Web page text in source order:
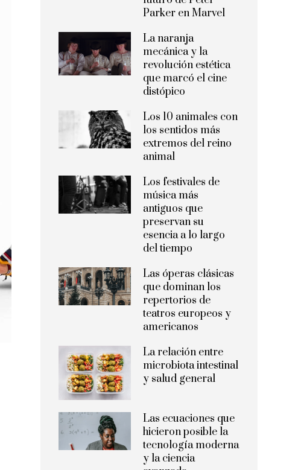
Parker en Marvel
La naranja
mecánica y la
revolución estética
que marcó el cine
distópico
Los 10 animales con
los sentidos más
extremos del reino
animal
Los festivales de
música más
antiguos que
preservan su
esencia a lo largo
del tiempo
Las óperas clásicas
que dominan los
repertorios de
teatros europeos y
americanos
La relación entre
microbiota intestinal
y salud general
Las ecuaciones que
hicieron posible la
tecnología moderna
y la ciencia